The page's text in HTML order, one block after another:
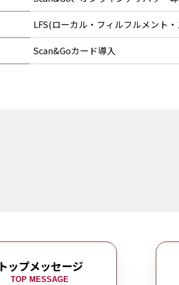
LFS(ローカル・フィルフルメント
Scan&Goカード導入
トップメッセージ
TOP MESSAGE